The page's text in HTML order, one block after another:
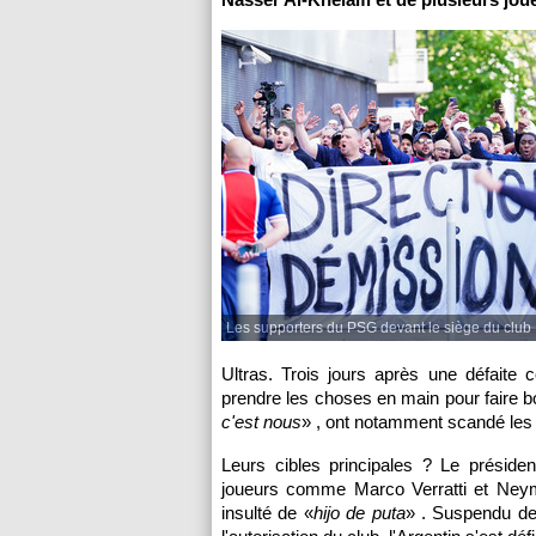
Les supporters du PSG devant le siège du club
Ultras. Trois jours après une défaite
prendre les choses en main pour faire
c'est nous» , ont notamment scandé
Leurs cibles principales ? Le
joueurs comme Marco Verratti et
insulté de «hijo de puta» . Suspendu